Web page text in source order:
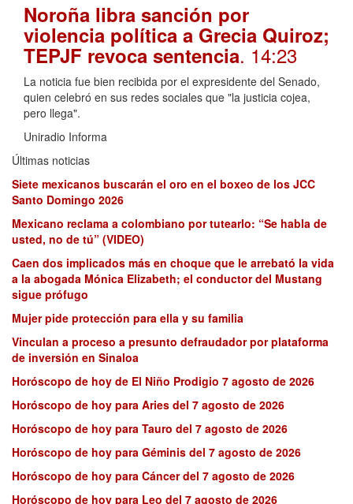
Noroña libra sanción por
violencia política a Grecia Quiroz;
TEPJF revoca sentencia. 14:23
La noticia fue bien recibida por el expresidente del Senado,
quien celebró en sus redes sociales que "la justicia cojea,
pero llega".
Uniradio Informa
Últimas noticias
Siete mexicanos buscarán el oro en el boxeo de los JCC
Santo Domingo 2026
Mexicano reclama a colombiano por tutearlo: “Se habla de
usted, no de tú” (VIDEO)
Caen dos implicados más en choque que le arrebató la vida
a la abogada Mónica Elizabeth; el conductor del Mustang
sigue prófugo
Mujer pide protección para ella y su familia
Vinculan a proceso a presunto defraudador por plataforma
de inversión en Sinaloa
Horóscopo de hoy de El Niño Prodigio 7 agosto de 2026
Horóscopo de hoy para Aries del 7 agosto de 2026
Horóscopo de hoy para Tauro del 7 agosto de 2026
Horóscopo de hoy para Géminis del 7 agosto de 2026
Horóscopo de hoy para Cáncer del 7 agosto de 2026
Horóscopo de hoy para Leo del 7 agosto de 2026